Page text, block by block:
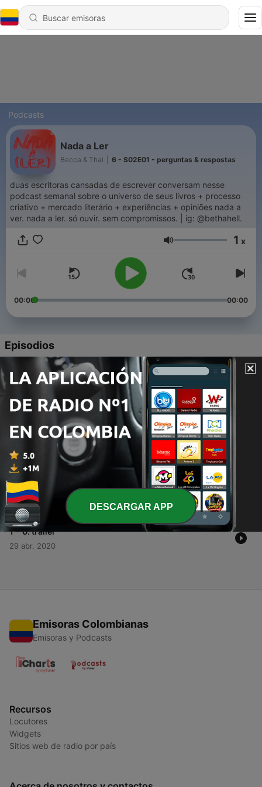
Podcasts
Nada a Ler
Becca & Thai 6 - S02E01 - perguntas & respostas
duas escritoras cansadas de escrever conversam nesse
podcast semanal sobre o universo de seus livros + processo
criativo + mercado literário + experiências + opiniões nada a
ver. nada a ler. só ouvir. sem compromissos. | ig: @bethahell.
Volumen 1 x
00:00 00:00
Episodios
6 S02E01 - perguntas & respostas
03 mar. 2022
5 - episódio 3. dua lipa book tag
25 feb. 2022
4
episódio 2. aprofundando um personagem com
astrologia
25 feb. 2022
2 - episódio 1. jardineiro ou arquiteto?
29 mayo 2020
1 - 0. trailer
29 abr. 2020
Emisoras Colombianas
Emisoras y Podcasts
Recursos
Locutores
Widgets
Sitios web de radio por país
DESCARGAR APP